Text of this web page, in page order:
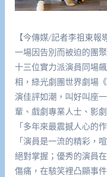
【今傳媒/記者李祖東報
一場因告別而被迫的團
十三位實力派演員同場
相，綠光劇團世界劇場
演佳評如潮，叫好叫座
輩、戲劇專業人士、影
「多年來最震撼人心的
「演員是一流的精彩，
絕對掌握；優秀的演員
傷痛，在駭笑裡凸顯事